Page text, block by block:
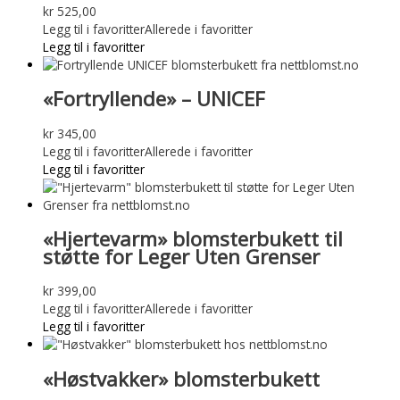
kr 525,00
Legg til i favoritterAllerede i favoritter
Legg til i favoritter
«Fortryllende» – UNICEF
kr 345,00
Legg til i favoritterAllerede i favoritter
Legg til i favoritter
«Hjertevarm» blomsterbukett til
støtte for Leger Uten Grenser
kr 399,00
Legg til i favoritterAllerede i favoritter
Legg til i favoritter
«Høstvakker» blomsterbukett